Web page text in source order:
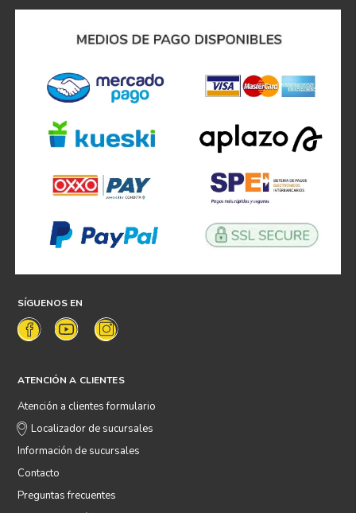
SÍGUENOS EN
ATENCIÓN A CLIENTES
Atención a clientes formulario
Localizador de sucursales
Información de sucursales
Contacto
Preguntas frecuentes